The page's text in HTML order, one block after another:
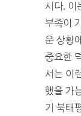
시다. 이
부족이
운 상황
중요한
서는 이
했을 가
기 북태